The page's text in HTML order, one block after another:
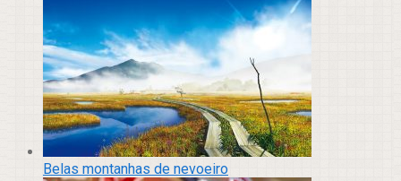
Belas montanhas de nevoeiro